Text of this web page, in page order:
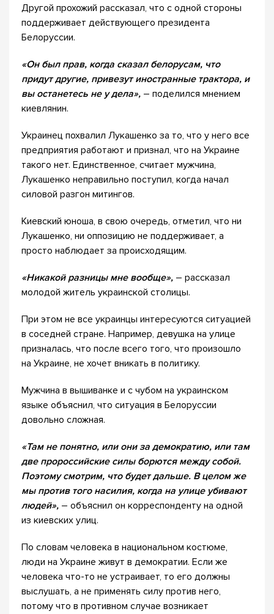
Другой прохожий рассказал, что с одной стороны
поддерживает действующего президента
Белоруссии.
«Он был прав, когда сказал белорусам, что
придут другие, привезут иностранные трактора, и
вы останетесь не у дела», – поделился мнением
киевлянин.
Украинец похвалил Лукашенко за то, что у него все
предприятия работают и признал, что на Украине
такого нет. Единственное, считает мужчина,
Лукашенко неправильно поступил, когда начал
силовой разгон митингов.
Киевский юноша, в свою очередь, отметил, что ни
Лукашенко, ни оппозицию не поддерживает, а
просто наблюдает за происходящим.
«Никакой разницы мне вообще», – рассказал
молодой житель украинской столицы.
При этом не все украинцы интересуются ситуацией
в соседней стране. Например, девушка на улице
призналась, что после всего того, что произошло
на Украине, не хочет вникать в политику.
Мужчина в вышиванке и с чубом на украинском
языке объяснил, что ситуация в Белоруссии
довольно сложная.
«Там не понятно, или они за демократию, или там
две пророссийские силы борются между собой.
Поэтому смотрим, что будет дальше. В целом же
мы против того насилия, когда на улице убивают
людей», – объяснил он корреспонденту на одной
из киевских улиц.
По словам человека в национальном костюме,
люди на Украине живут в демократии. Если же
человека что-то не устраивает, то его должны
выслушать, а не применять силу против него,
потому что в противном случае возникает